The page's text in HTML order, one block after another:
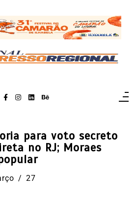
para voto secreto
no RJ; Moraes
27